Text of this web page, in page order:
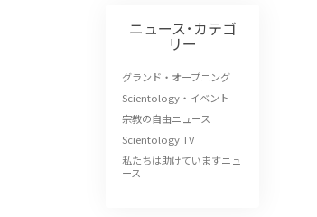
ニュース･カテゴ
リー
グランド・オープニング
Scientology・イベント
宗教の自由ニュース
Scientology TV
私たちは助けていますニュ
ース